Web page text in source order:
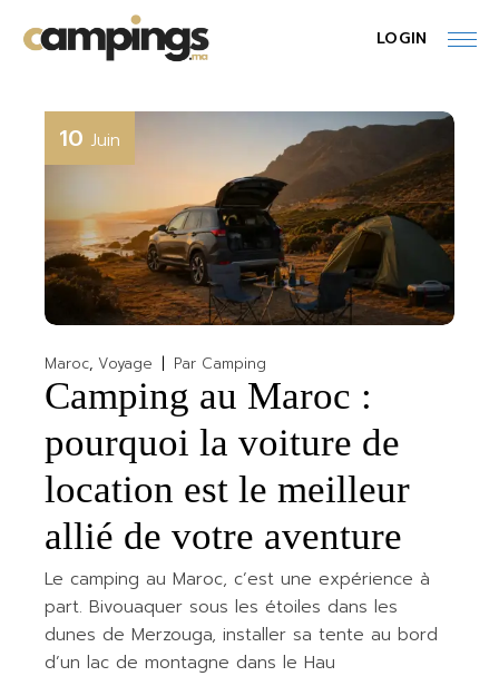
the
content
LOGIN
10 Juin
Maroc Voyage Par Camping
Camping au Maroc :
pourquoi la voiture de
location est le meilleur
allié de votre aventure
Le camping au Maroc, c’est une expérience à
part. Bivouaquer sous les étoiles dans les
dunes de Merzouga, installer sa tente au bord
d’un lac de montagne dans le Hau